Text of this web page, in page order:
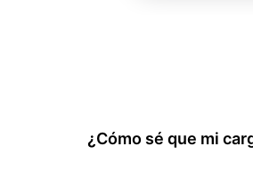
¿Cómo sé que mi